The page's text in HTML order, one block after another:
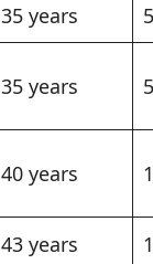
35 years 5
35 years 5
40 years
43 years